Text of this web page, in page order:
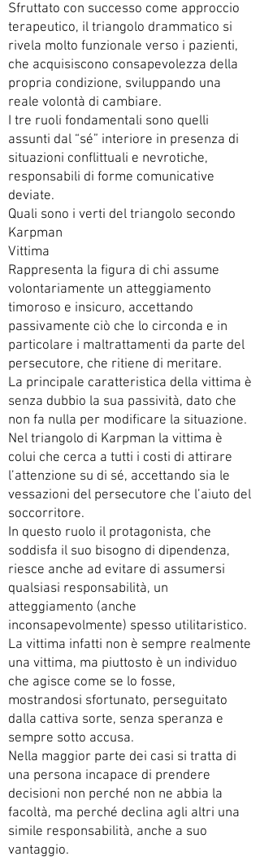
Sfruttato con successo come approccio
terapeutico, il triangolo drammatico si
rivela molto funzionale verso i pazienti,
che acquisiscono consapevolezza della
propria condizione, sviluppando una
reale volontà di cambiare.
I tre ruoli fondamentali sono quelli
assunti dal “sé” interiore in presenza di
situazioni conflittuali e nevrotiche,
responsabili di forme comunicative
deviate.
Quali sono i verti del triangolo secondo
Karpman
Vittima
Rappresenta la figura di chi assume
volontariamente un atteggiamento
timoroso e insicuro, accettando
passivamente ciò che lo circonda e in
particolare i maltrattamenti da parte del
persecutore, che ritiene di meritare.
La principale caratteristica della vittima è
senza dubbio la sua passività, dato che
non fa nulla per modificare la situazione.
Nel triangolo di Karpman la vittima è
colui che cerca a tutti i costi di attirare
l’attenzione su di sé, accettando sia le
vessazioni del persecutore che l’aiuto del
soccorritore.
In questo ruolo il protagonista, che
soddisfa il suo bisogno di dipendenza,
riesce anche ad evitare di assumersi
qualsiasi responsabilità, un
atteggiamento (anche
inconsapevolmente) spesso utilitaristico.
La vittima infatti non è sempre realmente
una vittima, ma piuttosto è un individuo
che agisce come se lo fosse,
mostrandosi sfortunato, perseguitato
dalla cattiva sorte, senza speranza e
sempre sotto accusa.
Nella maggior parte dei casi si tratta di
una persona incapace di prendere
decisioni non perché non ne abbia la
facoltà, ma perché declina agli altri una
simile responsabilità, anche a suo
vantaggio.